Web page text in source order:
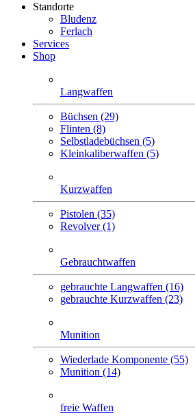
Standorte
Bludenz
Ferlach
Services
Shop
Langwaffen
Büchsen (29)
Flinten (8)
Selbstlade­büchsen (5)
Klein­kaliber­waffen (5)
Kurzwaffen
Pistolen (35)
Revolver (1)
Gebrauchtwaffen
gebrauchte Langwaffen (16)
gebrauchte Kurzwaffen (23)
Munition
Wiederlade Komponente (55)
Munition (14)
freie Waffen